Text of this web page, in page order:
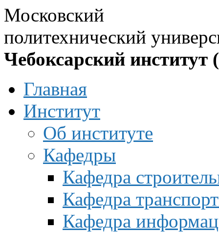
Московский
политехнический
Чебоксарский институт
Главная
Институт
Об институте
Кафедры
Кафедра
Кафедра
Кафедра